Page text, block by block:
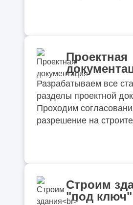
Проектная
Разрабатываем все
разделы проектной
Проходим
разрешение на
Строим
"под ключ"